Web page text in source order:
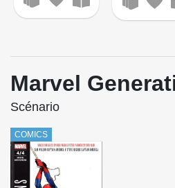
Marvel
Scénario
COMICS